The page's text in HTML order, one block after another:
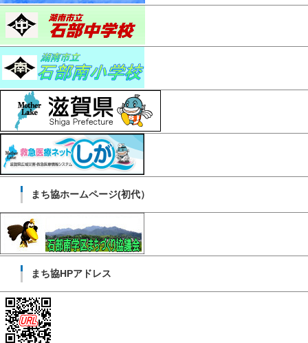
まち協ホームページ(初代）
まち協HPアドレス